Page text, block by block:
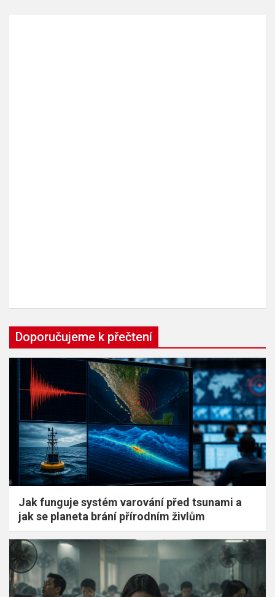
Doporučujeme k přečtení
Jak funguje systém varování před tsunami a
jak se planeta brání přírodním živlům